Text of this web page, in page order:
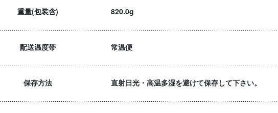
重量(包装含) 820.0g
配送温度帯 常温便
保存方法 直射日光・高温多湿を避けて保存して下さい。